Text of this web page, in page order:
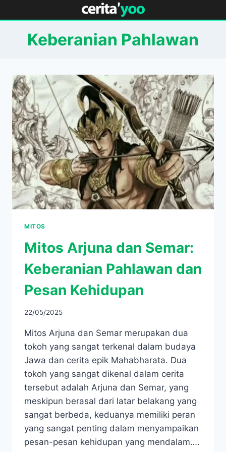
to
contentKeberanian Pahlawan
MITOS
Mitos Arjuna dan Semar:
Keberanian Pahlawan dan
Pesan Kehidupan
22/05/2025
Mitos Arjuna dan Semar merupakan dua
tokoh yang sangat terkenal dalam budaya
Jawa dan cerita epik Mahabharata. Dua
tokoh yang sangat dikenal dalam cerita
tersebut adalah Arjuna dan Semar, yang
meskipun berasal dari latar belakang yang
sangat berbeda, keduanya memiliki peran
yang sangat penting dalam menyampaikan
pesan-pesan kehidupan yang mendalam….